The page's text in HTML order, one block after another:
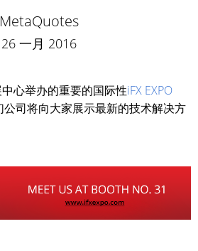
MetaQuotes
26 一月 2016
心举办的重要的国际性iFX EXPO
公司将向大家展示最新的技术解决方